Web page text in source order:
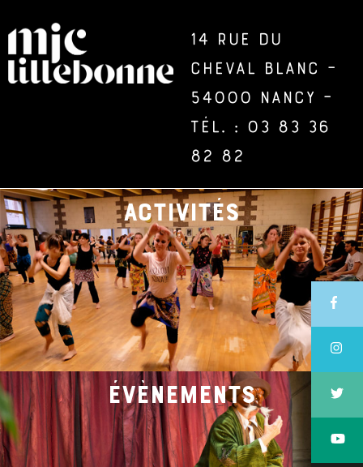
14 rue du
Cheval Blanc –
54000 Nancy –
Tél. : 03 83 36
82 82
activités
évènements